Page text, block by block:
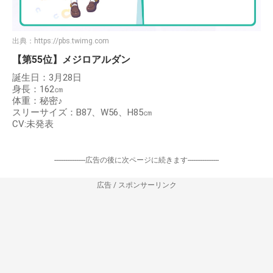
出典： https://pbs.twimg.com
【第55位】メジロアルダン
誕生日：3月28日
身長：162㎝
体重：秘密♪
スリーサイズ：B87、W56、H85㎝
CV:未発表
-----------------広告の後に次ページに続きます-----------------
広告 / スポンサーリンク